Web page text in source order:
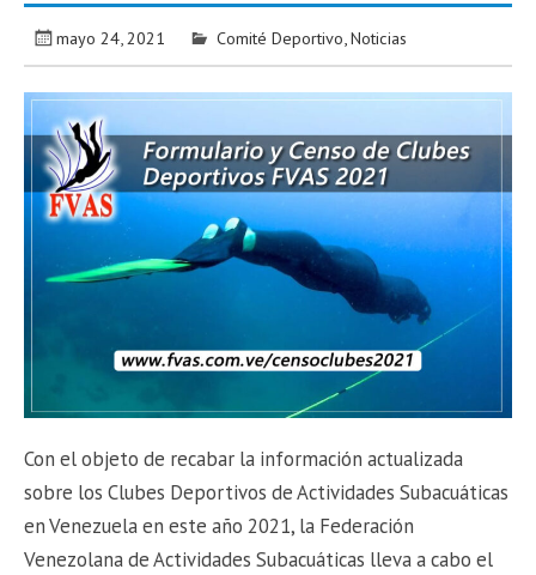
mayo 24, 2021 Comité Deportivo Noticias
Con el objeto de recabar la información actualizada
sobre los Clubes Deportivos de Actividades Subacuáticas
en Venezuela en este año 2021, la Federación
Venezolana de Actividades Subacuáticas lleva a cabo el